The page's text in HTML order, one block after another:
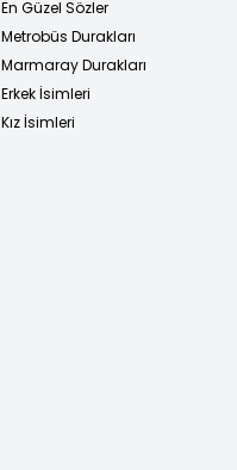
En Güzel Sözler
Metrobüs Durakları
Marmaray Durakları
Erkek İsimleri
Kız İsimleri